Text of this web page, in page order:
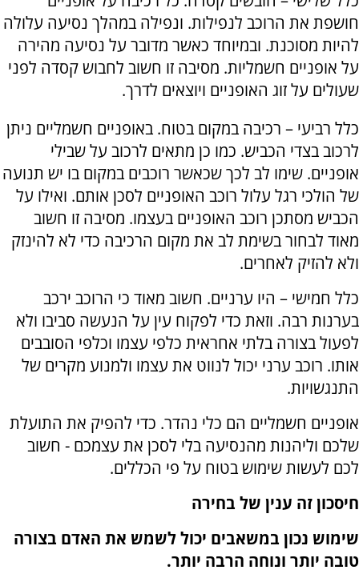
חושפת את הרוכב לנפילות. ונפילה במהלך נסיעה עלולה
להיות מסוכנת. ובמיוחד כאשר מדובר על נסיעה מהירה
על אופניים חשמליות. מסיבה זו חשוב לחבוש קסדה לפני
שעולים על זוג האופניים ויוצאים לדרך.
כלל רביעי – רכיבה במקום בטוח. באופניים חשמליים ניתן
לרכוב בצדי הכביש. כמו כן מתאים לרכוב על שבילי
אופניים. שימו לב לכך שכאשר רוכבים במקום בו יש תנועה
של הולכי רגל עלול רוכב האופניים לסכן אותם. ואילו על
הכביש מסתכן רוכב האופניים בעצמו. מסיבה זו חשוב
מאוד לבחור בשימת לב את מקום הרכיבה כדי לא להינזק
ולא להזיק לאחרים.
כלל חמישי – היו ערניים. חשוב מאוד כי הרוכב ירכב
בערנות רבה. וזאת כדי לפקוח עין על הנעשה סביבו ולא
לפעול בצורה בלתי אחראית כלפי עצמו וכלפי הסובבים
אותו. רוכב ערני יכול לנווט את עצמו ולמנוע מקרים של
התנגשויות.
אופניים חשמליים הם כלי נהדר. כדי להפיק את התועלת
שלכם וליהנות מהנסיעה בלי לסכן את עצמכם - חשוב
לכם לעשות שימוש בטוח על פי הכללים.
חיסכון זה ענין של בחירה
שימוש נכון במשאבים יכול לשמש את האדם בצורה
טובה יותר ונוחה הרבה יותר.